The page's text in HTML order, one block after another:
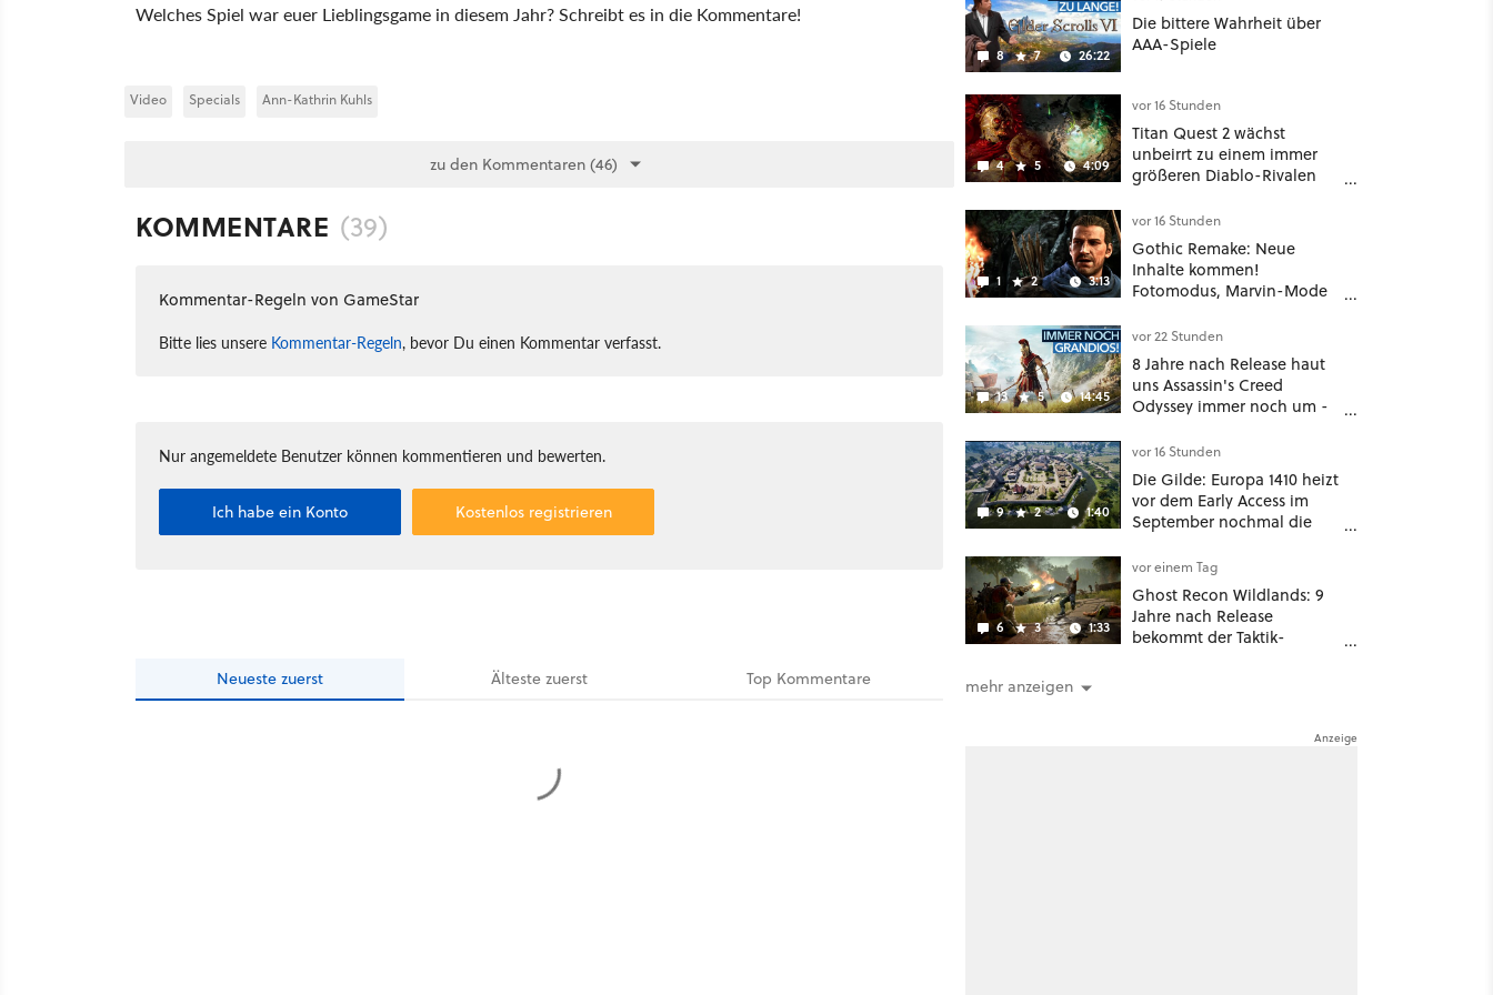
Welches Spiel war euer Lieblingsgame in diesem Jahr? Schreibt es in die Kommentare!
Video Specials Ann-Kathrin Kuhls
zu den Kommentaren (46)
KOMMENTARE (39)
Kommentar-Regeln von GameStar
Bitte lies unsere Kommentar-Regeln, bevor Du einen Kommentar verfasst.
Nur angemeldete Benutzer können kommentieren und bewerten.
Ich habe ein Konto Kostenlos registrieren
Neueste zuerst Ältestezuerst Top Kommentare
8 7 26:22
Die bittere Wahrheit über
AAA-Spiele
4 5 4:09
vor 16 Stunden
Titan Quest 2 wächst
unbeirrt zu einem immer
größeren Diablo-Rivalen
sogar eine richtige
Beschwörer-Klasse
1 2 3:13
vor 16 Stunden
Gothic Remake: Neue
Inhalte kommen!
Fotomodus, Marvin-Mode
13 5 14:45
vor 22 Stunden
8 Jahre nach Release haut
uns Assassin's Creed
Odyssey immer noch um -
9 2 1:40
vor 16 Stunden
Die Gilde: Europa 1410 heizt
vor dem Early Access im
September nochmal die
6 3 1:33
vor einem Tag
Ghost Recon Wildlands: 9
Jahre nach Release
bekommt der Taktik-
mehr anzeigen